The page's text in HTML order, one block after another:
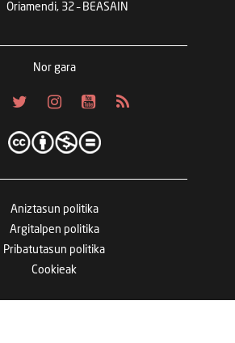
Oriamendi, 32 – BEASAIN
Nor gara
Aniztasun politika
Argitalpen politika
Pribatutasun politika
Cookieak